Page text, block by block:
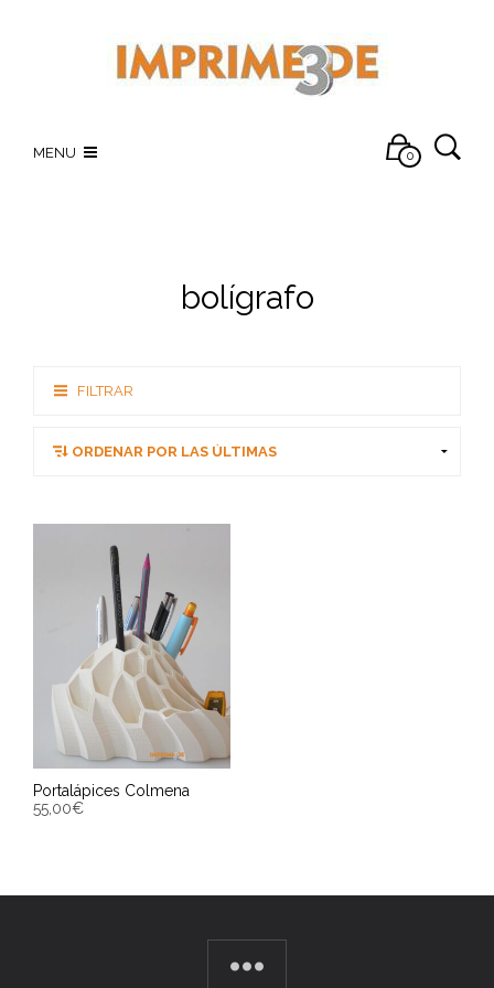
MENU 0
bolígrafo
FILTRAR
Portalápices Colmena
55,00€
Entrega Estimada entre